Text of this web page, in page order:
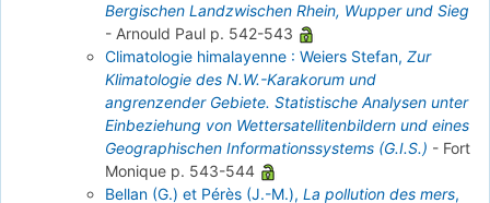
Bergischen Landzwischen Rhein, Wupper und Sieg
- Arnould Paul p. 542-543
Climatologie himalayenne : Weiers Stefan, Zur
Klimatologie des N.W.-Karakorum und
angrenzender Gebiete. Statistische Analysen unter
Einbeziehung von Wettersatellitenbildern und eines
Geographischen Informationssystems (G.I.S.) - Fort
Monique p. 543-544
Bellan (G.) et Pérès (J.-M.), La pollution des mers,